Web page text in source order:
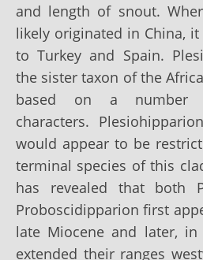
and length of snout.
likely originated in China,
to Turkey and Spain.
the sister taxon of the
based on a number
characters.
would appear to be
terminal species of this
has revealed that both
Proboscidipparion first
late Miocene and later, in
extended their ranges